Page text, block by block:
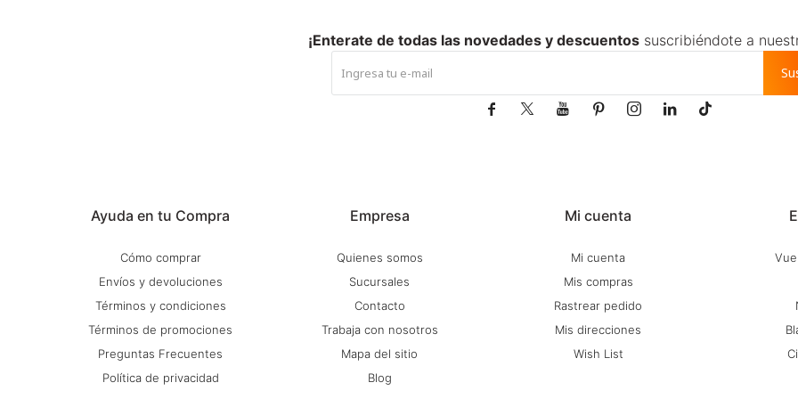
Ayuda en tu Compra
Cómo comprar
Envíos y devoluciones
Términos y condiciones
Términos de promociones
Preguntas Frecuentes
Política de privacidad
Empresa
Quienes somos
Sucursales
Contacto
Trabaja con nosotros
Mapa del sitio
Blog
Mi cuenta
Mi cuenta
Mis compras
Rastrear pedido
Mis direcciones
Wish List
¡Enterate de todas las novedades y descuentossuscribiéndote a
      